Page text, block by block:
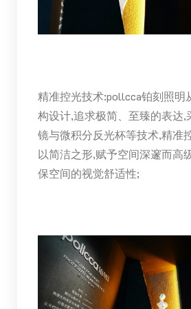
精准控光技术:pollcca铂刻照明
构设计,追求极简、至臻的表达,
镜与微积分反光杯等技术,精准
以简洁之形,赋予空间深邃而高
保空间的视觉舒适性;